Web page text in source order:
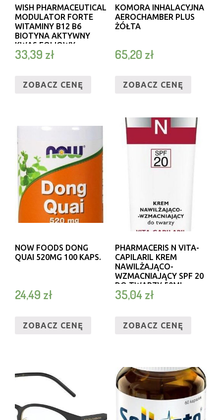
WISH PHARMACEUTICAL
MODULATOR FORTE
WITAMINY B12 B6
BIOTYNA AKTYWNY
KWAS FOLIOWY
120KAPSUŁEK
33,39 zł
ZOBACZ CENĘ
KOMORA INHALACYJNA
AEROCHAMBER PLUS
ŻÓŁTA
65,20 zł
ZOBACZ CENĘ
NOW FOODS DONG
QUAI 520MG 100 KAPS.
24,49 zł
ZOBACZ CENĘ
PHARMACERIS N VITA-
CAPILARIL KREM
NAWILŻAJĄCO-
WZMACNIAJĄCY SPF 20
DO TWARZY 50ML
35,04zł
ZOBACZ CENĘ